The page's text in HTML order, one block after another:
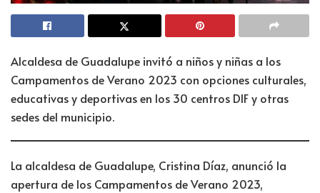
Alcaldesa de Guadalupe invitó a niños y niñas a los
Campamentos de Verano 2023 con opciones culturales,
educativas y deportivas en los 30 centros DIF y otras
sedes del municipio.
La alcaldesa de Guadalupe, Cristina Díaz, anunció la
apertura de los Campamentos de Verano 2023,